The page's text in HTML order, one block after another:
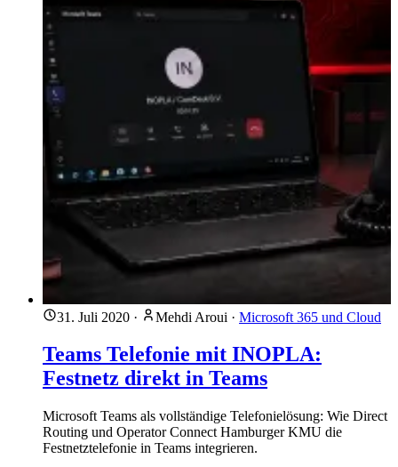
31. Juli 2020 · Mehdi Aroui · Microsoft 365 und Cloud
Teams Telefonie mit INOPLA:
Festnetz direkt in Teams
Microsoft Teams als vollständige Telefonielösung: Wie Direct
Routing und Operator Connect Hamburger KMU die
Festnetztelefonie in Teams integrieren.